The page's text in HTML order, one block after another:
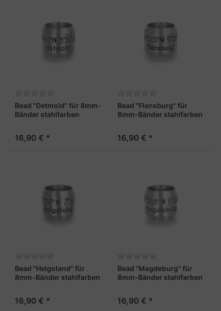
Bead "Detmold" für 8mm-
Bänder stahlfarben
16,90 € *
Bead "Flensburg" für
8mm-Bänder stahlfarben
16,90 € *
Bead "Helgoland" für
8mm-Bänder stahlfarben
16,90 € *
Bead "Magdeburg" für
8mm-Bänder stahlfarben
16,90 € *